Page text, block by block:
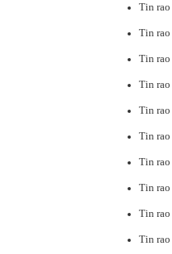
Tin rao
Tin rao
Tin rao
Tin rao
Tin rao
Tin rao
Tin rao
Tin rao
Tin rao
Tin rao